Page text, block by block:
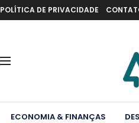
POLÍTICA DE PRIVACIDADE
ECONOMIA & FINANÇAS